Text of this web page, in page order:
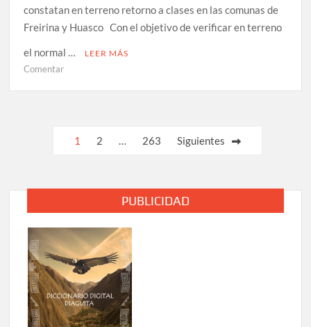
constatan en terreno retorno a clases en las comunas de
Freirina y Huasco Con el objetivo de verificar en terreno
el normal …
LEER MÁS
Comentaren
Provincial
constatan
retorno
a
clases
en
las
comunas
Paginación
entradas
1 2 … 263 Siguientes
PUBLICIDAD